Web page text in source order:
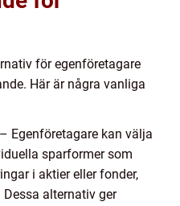
för egenföretagare
Här är några vanliga
Egenföretagare kan välja
sparformer som
i aktier eller fonder,
alternativ ger